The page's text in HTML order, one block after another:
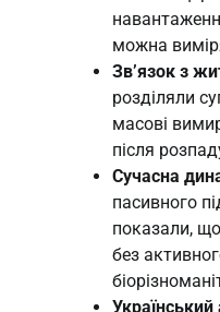
можна
Зв’язок з
розділяли
масові
після
Сучасна
пасивного
показали,
без